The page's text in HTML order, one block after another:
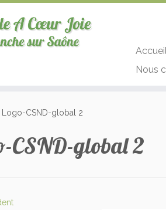
Nous
Logo-CSND-global 2
CSND-global 2